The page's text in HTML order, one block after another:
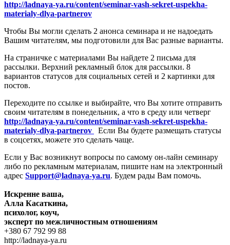
http://ladnaya-ya.ru/content/seminar-vash-sekret-uspekha-
materialy-dlya-partnerov
Чтобы Вы могли сделать 2 анонса семинара и не надоедать
Вашим читателям, мы подготовили для Вас разные варианты.
На страничке с материалами Вы найдете 2 письма для
рассылки. Верхний рекламный блок для рассылки. 8
вариантов статусов для социальных сетей и 2 картинки для
постов.
Переходите по ссылке и выбирайте, что Вы хотите отправить
своим читателям в понедельник, а что в среду или четверг
http://ladnaya-ya.ru/content/seminar-vash-sekret-uspekha-
materialy-dlya-partnerov
Если Вы будете размещать статусы
в соцсетях, можете это сделать чаще.
Если у Вас возникнут вопросы по самому он-лайн семинару
либо по рекламным материалам, пишите нам на электронный
адрес Support@ladnaya-ya.ru. Будем рады Вам помочь.
Искренне ваша,
Алла Касаткина,
психолог, коуч,
эксперт по межличностным отношениям
+380 67 792 99 88
http://ladnaya-ya.ru